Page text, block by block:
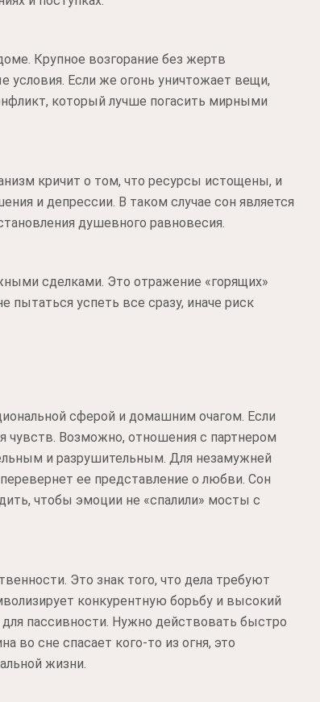
Крупное возгорание без жертв
Если же огонь уничтожает вещи,
который лучше погасить мирными
кричит о том, что ресурсы истощены, и
и депрессии. В таком случае сон является
душевного равновесия.
сделками. Это отражение «горящих»
пытаться успеть все сразу, иначе риск
сферой и домашним очагом. Если
чувств. Возможно, отношения с партнером
и разрушительным. Для незамужней
ее представление о любви. Сон
чтобы эмоции не «спалили» мосты с
Это знак того, что дела требуют
конкурентную борьбу и высокий
пассивности. Нужно действовать быстро
во сне спасает кого-то из огня, это
жизни.